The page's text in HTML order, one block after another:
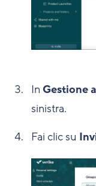
In Gestione
sinistra.
Fai clic su